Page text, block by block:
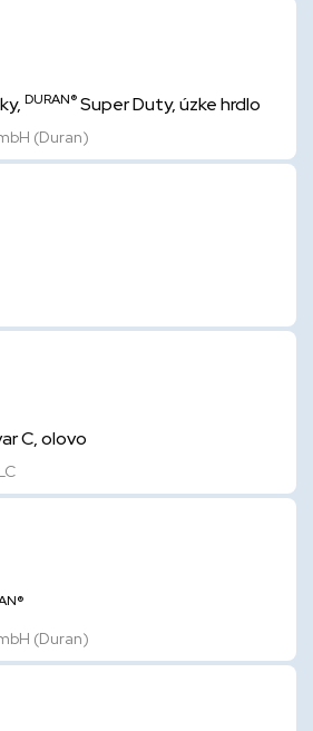
DURAN®Super Duty, úzke hrdlo
(Duran)
C, olovo
(Duran)